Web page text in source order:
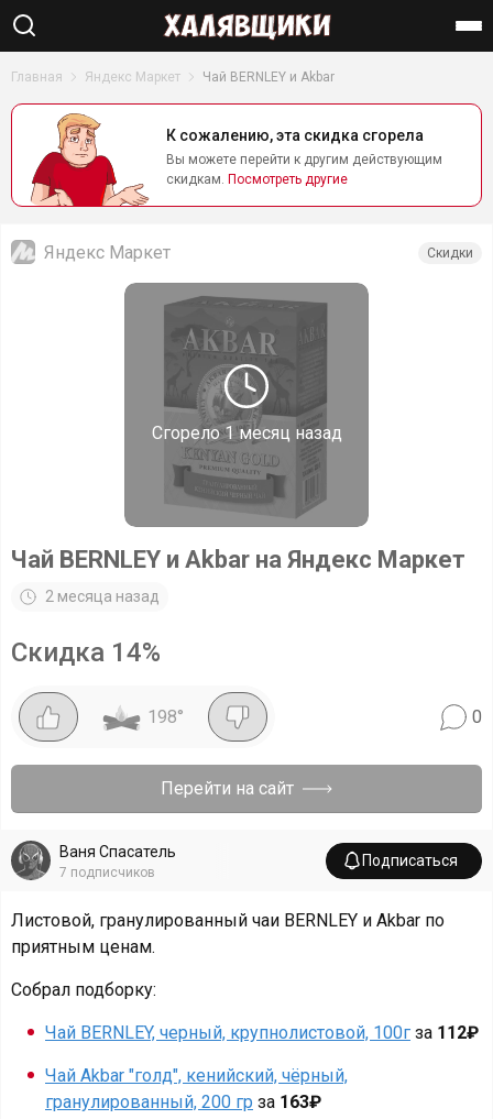
Главная Яндекс Маркет Чай BERNLEY и Akbar
К сожалению, эта скидка сгорела
Вы можете перейти к другим действующим
скидкам. Посмотреть другие
Сгорело1 месяц назад
Яндекс Маркет Скидки
Чай BERNLEY и Akbar на Яндекс Маркет
2 месяца назад
Скидка 14%
198° 0
Перейти на сайт
Ваня Спасатель
7 подписчиков
Подписаться
Листовой, гранулированный чаи BERNLEY и Akbar по
приятным ценам.
Собрал подборку:
Чай BERNLEY, черный, крупнолистовой, 100г за 112₽
Чай Akbar "голд", кенийский, чёрный,
гранулированный, 200 гр за 163₽